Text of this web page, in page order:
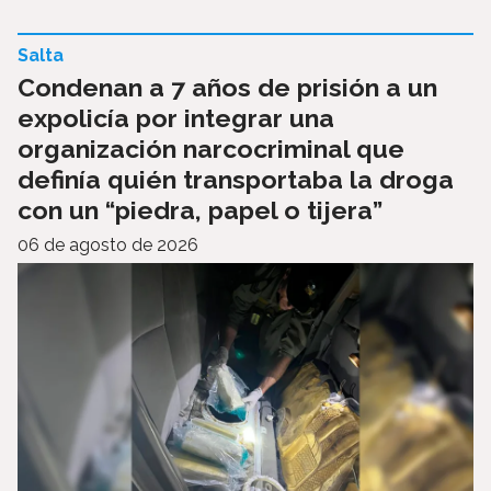
Condenan a 7 años de prisión a un
expolicía por integrar una
organización narcocriminal que
definía quién transportaba la droga
con un “piedra, papel o tijera”
Salta
06 de agosto de 2026